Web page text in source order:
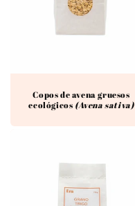
Copos de avena gruesos
ecológicos (Avena sativa)